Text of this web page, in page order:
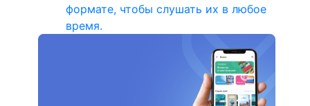
формате, чтобы слушать их в любое
время.